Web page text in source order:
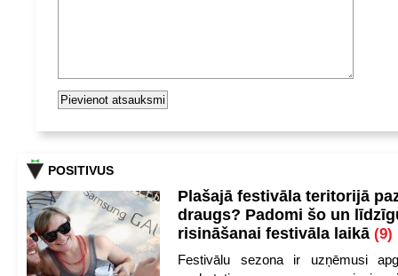
POSITIVUS
Plašajā festivāla teritorijā
draugs? Padomi šo un
risināšanai festivāla laikā (9)
Festivālu sezona ir uzņēmusi